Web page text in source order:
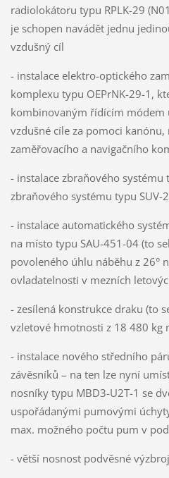
radiolokátoru typu RPLK-29
je schopen navádět jednu
vzdušný cíl
- instalace elektro-optického
komplexu typu OEPrNK-29-1,
kombinovaným řídícím módem
vzdušné cíle za pomoci
zaměřovacího a navigačního
- instalace zbraňového systému
zbraňového systému typu SUV-
- instalace automatického
na místo typu SAU-451-04 (to
povoleného úhlu náběhu z 26°
ovladatelnosti v mezních
- zesílená konstrukce draku (to
vzletové hmotnosti z 18 480 kg
- instalace nového středního
závěsníků – na ten lze nyní
nosníky typu MBD3-U2T-1 se
uspořádanými pumovými
max. možného počtu pum v
- větší nosnost podvěsné